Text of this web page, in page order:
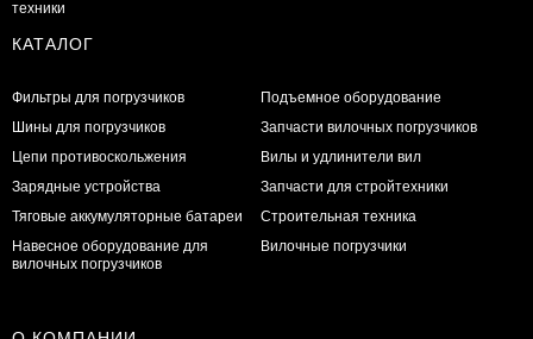
техники
КАТАЛОГ
Фильтры для погрузчиков
Шины для погрузчиков
Цепи противоскольжения
Зарядные устройства
Тяговые аккумуляторные батареи
Навесное оборудование для
вилочных погрузчиков
Подъемное оборудование
Запчасти вилочных погрузчиков
Вилы и удлинители вил
Запчасти для стройтехники
Строительная техника
Вилочные погрузчики